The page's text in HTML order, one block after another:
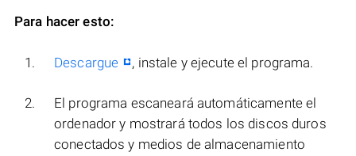
Para hacer esto:
Descargue , instale y ejecute el programa.
El programa escaneará automáticamente el
ordenador y mostrará todos los discos duros
conectados y medios de almacenamiento